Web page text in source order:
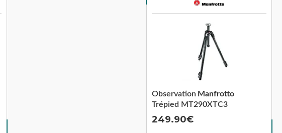
Trépied MT290XTC3
Observation Manfrotto
249.90